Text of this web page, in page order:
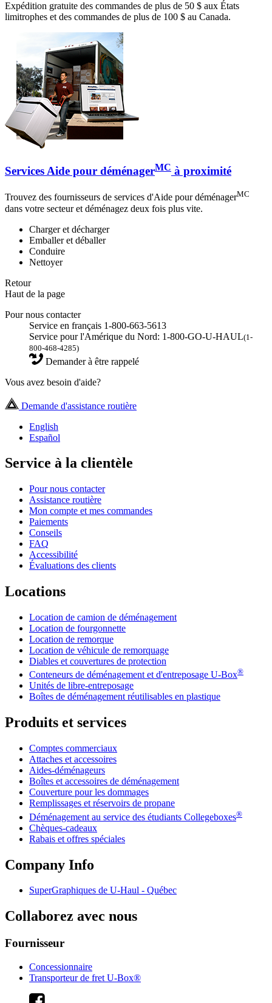
Expédition gratuite des commandes de plus de 50 $ aux États
limitrophes et des commandes de plus de 100 $ au Canada.
Services Aide pour déménagerMC à proximité
Trouvez des fournisseurs de services d'Aide pour déménagerMC
dans votre secteur et déménagez deux fois plus vite.
Charger et décharger
Emballer et déballer
Conduire
Nettoyer
Retour
Haut de la page
Pour nous contacter
Service en français 1-800-663-5613
Service pour l'Amérique du Nord: 1-800-GO-U-HAUL(1-
800-468-4285)
Demander à être rappelé
Vous avez besoin d'aide?
Demande d'assistance routière
English
Español
Service à la clientèle
Pour nous contacter
Assistance routière
Mon compte et mes commandes
Paiements
Conseils
FAQ
Accessibilité
Évaluations des clients
Locations
Location de camion de déménagement
Location de fourgonnette
Location de remorque
Location de véhicule de remorquage
Diables et couvertures de protection
Conteneurs de déménagement et d'entreposage U-Box®
Unités de libre-entreposage
Boîtes de déménagement réutilisables en plastique
Produits et services
Comptes commerciaux
Attaches et accessoires
Aides-déménageurs
Boîtes et accessoires de déménagement
Couverture pour les dommages
Remplissages et réservoirs de propane
Déménagement au service des étudiants Collegeboxes®
Chèques-cadeaux
Rabais et offres spéciales
Company Info
SuperGraphiques de U-Haul - Québec
Collaborez avec nous
Fournisseur
Concessionnaire
Transporteur de fret U-Box®